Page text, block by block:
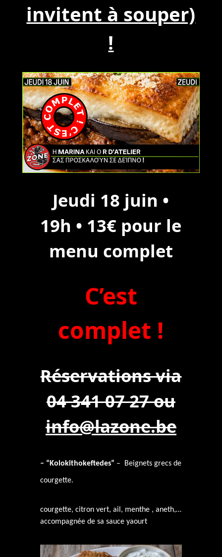
invitent à souper)
!
Jeudi 18 juin •
19h • 13€ pour le
menu complet
C’est
complet !
Réservations via
04 341 07 27 ou
info@lazone.be
– “Kolokithokeftedes” – Beignets grecs de
courgette.
courgette, citron vert, ail, menthe , aneth,…
accompagnée de sa sauce yaourt